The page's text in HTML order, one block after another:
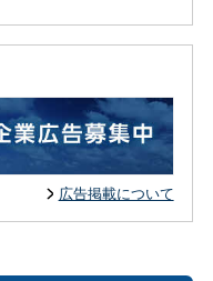
広告掲載について